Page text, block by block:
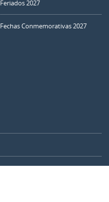
Feriados 2027
Fechas Conmemorativas 2027